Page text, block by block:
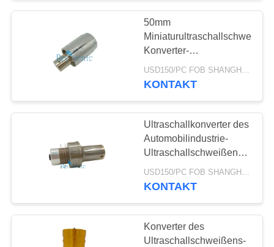
48
Flüssiger mit
Ultraschallprozessor
68
50mm
Konverter-
hitzebeständige lange
Lebensdauer
KONTAKT
Ultraschallkonverter des
Automobilindustrie-
Ultraschallschweißens-
Konverter-902JA
Branson
USD150/PC FOB SHANGHAI MOQ:1pcs
KONTAKT
Konverter des
Ultraschallschweißens-